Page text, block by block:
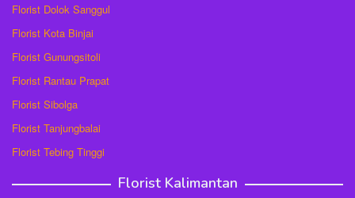
Florist Dolok Sanggul
Florist Kota Binjai
Florist Gunungsitoli
Florist Rantau Prapat
Florist Sibolga
Florist Tanjungbalai
Florist Tebing Tinggi
Florist Kalimantan